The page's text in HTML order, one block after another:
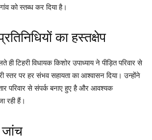
को स्तब्ध कर दिया है।
का हस्तक्षेप
ही टिहरी विधायक किशोर उपाध्याय ने पीड़ित परिवार से
स्तर पर हर संभव सहायता का आश्वासन दिया। उन्होंने
परिवार से संपर्क बनाए हुए है और आवश्यक
रही हैं।
जांच